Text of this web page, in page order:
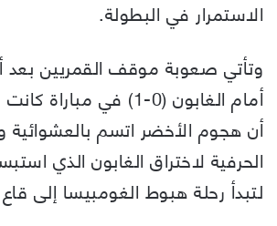
الاستمرار في البطولة.
وتأتي صعوبة موقف القمريين
أمام الغابون (0-1) في
أن هجوم الأخضر اتسم
الحرفية لاختراق الغابون الذي
لتبدأ رحلة هبوط الغومبيسا إلى